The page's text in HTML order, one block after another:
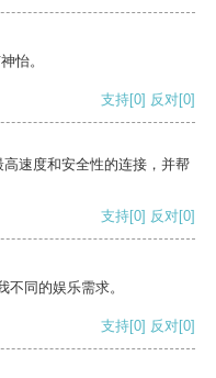
怡。
支持[0] 反对[0]
速度和安全性的连接，并帮
支持[0] 反对[0]
同的娱乐需求。
支持[0] 反对[0]